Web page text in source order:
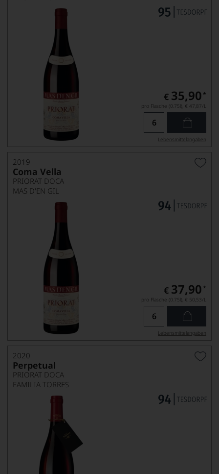
€ 35,90 *
pro Flasche (0.75l), € 47,87/L
Lebensmittel­angaben
2019
Coma Vella
PRIORAT DOCA
MAS D'EN GIL
€ 37,90 *
pro Flasche (0.75l), € 50,53/L
Lebensmittel­angaben
2020
Perpetual
PRIORAT DOCA
FAMILIA TORRES